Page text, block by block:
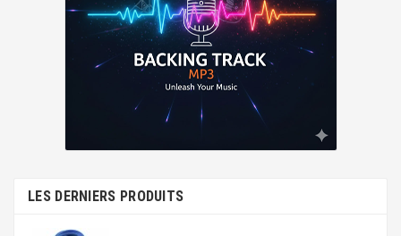
LES DERNIERS PRODUITS